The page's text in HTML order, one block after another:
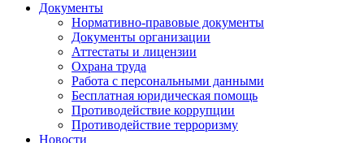
Документы
Нормативно-правовые документы
Документы организации
Аттестаты и лицензии
Охрана труда
Работа с персональными данными
Бесплатная юридическая помощь
Противодействие коррупции
Противодействие терроризму
Новости